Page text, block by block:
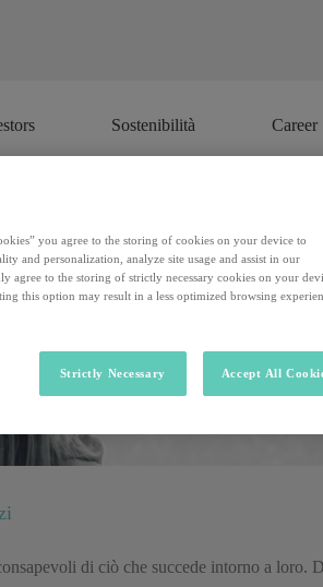
Sostenibilità Career
di ciò che succede intorno a loro.
you agree to the storing of cookies on your device to
and personalization, analyze site usage and assist in our
agree to the storing of strictly necessary cookies on your
this option may result in a less optimized browsing
Strictly Necessary Accept All